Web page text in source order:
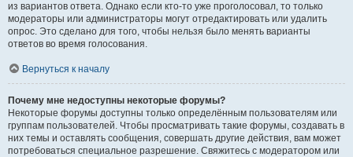
из вариантов ответа. Однако если кто-то уже проголосовал, то только
модераторы или администраторы могут отредактировать или удалить
опрос. Это сделано для того, чтобы нельзя было менять варианты
ответов во время голосования.
Вернуться к началу
Почему мне недоступны некоторые форумы?
Некоторые форумы доступны только определённым пользователям или
группам пользователей. Чтобы просматривать такие форумы, создавать в
них темы и оставлять сообщения, совершать другие действия, вам может
потребоваться специальное разрешение. Свяжитесь с модератором или